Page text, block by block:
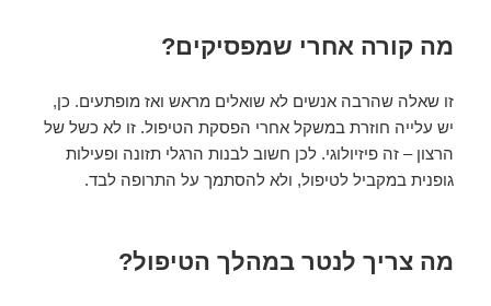
מה קורה אחרי שמפסיקים?
זו שאלה שהרבה אנשים לא שואלים מראש ואז מופתעים. כן,
יש עלייה חוזרת במשקל אחרי הפסקת הטיפול. זו לא כשל של
הרצון – זה פיזיולוגי. לכן חשוב לבנות הרגלי תזונה ופעילות
גופנית במקביל לטיפול, ולא להסתמך על התרופה לבד.
מה צריך לנטר במהלך הטיפול?